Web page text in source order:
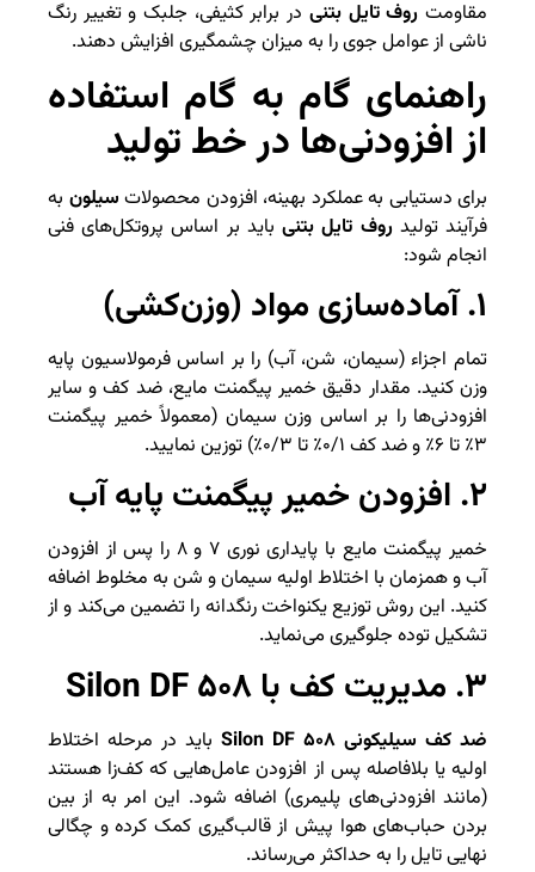
مقاومت روف تایل بتنی در برابر کثیفی، جلبک و تغییر رنگ
ناشی از عوامل جوی را به میزان چشمگیری افزایش دهند.
راهنمای گام به گام استفاده
از افزودنی‌ها در خط تولید
برای دستیابی به عملکرد بهینه، افزودن محصولات سیلون به
فرآیند تولیدروف تایل بتنیباید بر اساس پروتکل‌های فنی
انجام شود:
۱. آماده‌سازی مواد (وزن‌کشی)
تمام اجزاء (سیمان، شن، آب) را بر اساس فرمولاسیون پایه
وزن کنید. مقدار دقیق خمیر پیگمنت مایع، ضد کف و سایر
افزودنی‌ها را بر اساس وزن سیمان (معمولاً خمیر پیگمنت
۳٪ تا ۶٪ و ضد کف ۰/۱٪ تا ۰/۳٪) توزین نمایید.
۲. افزودن خمیر پیگمنت پایه آب
خمیر پیگمنت مایع با پایداری نوری ۷ و ۸ را پس از افزودن
آب و همزمان با اختلاط اولیه سیمان و شن به مخلوط اضافه
کنید. این روش توزیع یکنواخت رنگدانه را تضمین می‌کند و از
تشکیل توده جلوگیری می‌نماید.
۳. مدیریت کف با Silon DF ۵۰۸
ضد کف سیلیکونی Silon DF ۵۰۸
باید در مرحله اختلاط
اولیه یا بلافاصله پس از افزودن عامل‌هایی که کف‌زا هستند
(مانند افزودنی‌های پلیمری) اضافه شود. این امر به از بین
بردن حباب‌های هوا پیش از قالب‌گیری کمک کرده و چگالی
نهایی تایل را به حداکثر می‌رساند.